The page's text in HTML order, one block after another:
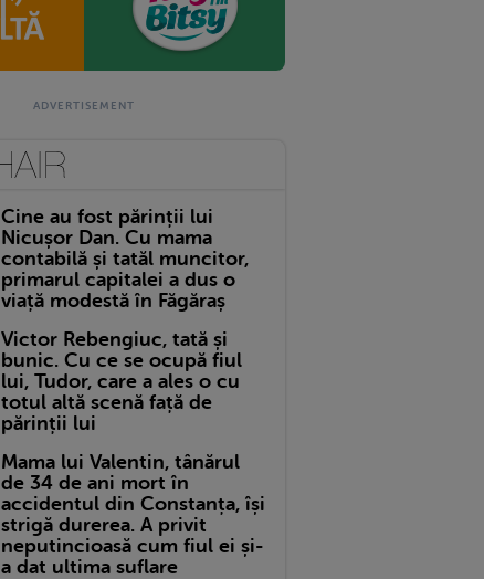
Cine au fost părinții lui
Nicușor Dan. Cu mama
contabilă și tatăl muncitor,
primarul capitalei a dus o
viață modestă în Făgăraș
Victor Rebengiuc, tată și
bunic. Cu ce se ocupă fiul
lui, Tudor, care a ales o cu
totul altă scenă față de
părinții lui
Mama lui Valentin, tânărul
de 34 de ani mort în
accidentul din Constanța, își
strigă durerea. A privit
neputincioasă cum fiul ei și-
a dat ultima suflare